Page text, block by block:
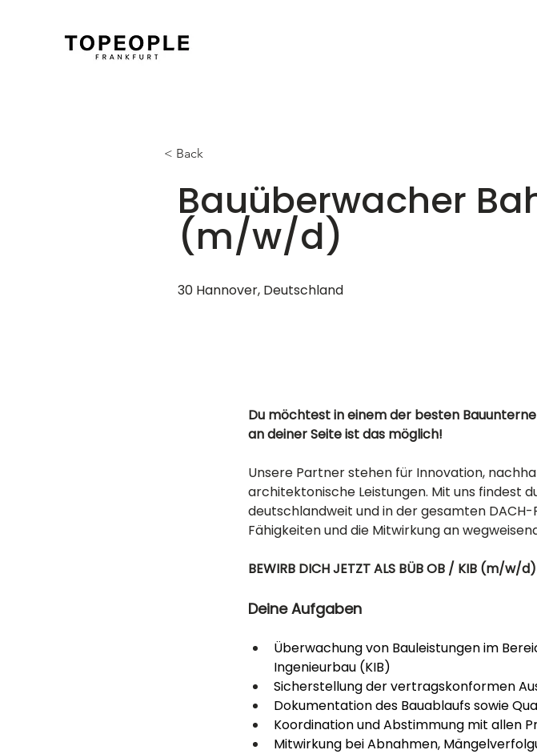
< Back
Bauüberwacher
(m/w/d)
30 Hannover, Deutschland
Du möchtest in einem der besten
an deiner Seite ist das möglich!
Unsere Partner stehen für Innovation,
architektonische Leistungen. Mit uns findest
deutschlandweit und in der gesamten
Fähigkeiten und die Mitwirkung an
BEWIRB DICH JETZT ALS BÜB OB / KIB (m/w/d)
Deine Aufgaben
Überwachung von Bauleistungen im
Ingenieurbau (KIB)
Sicherstellung der vertragskonformen
Dokumentation des Bauablaufs sowie
Koordination und Abstimmung mit allen
Mitwirkung bei Abnahmen,